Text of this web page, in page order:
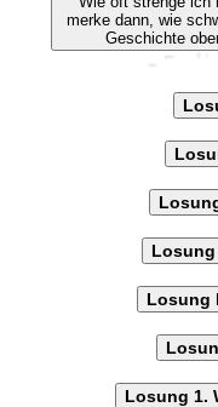
merke dann, wie
Geschichte
Losung
Losung 1.